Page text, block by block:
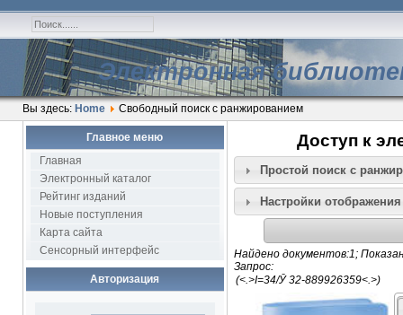
Электронная
Вы здесь: Home Свободный поиск с ранжированием
Главное меню
Главная
Электронный каталог
Рейтинг изданий
Новые поступления
Карта сайта
Сенсорный интерфейс
Авторизация
Доступ к
Простой поиск c
Настройки отображения
Найдено документов:1;
Запрос: